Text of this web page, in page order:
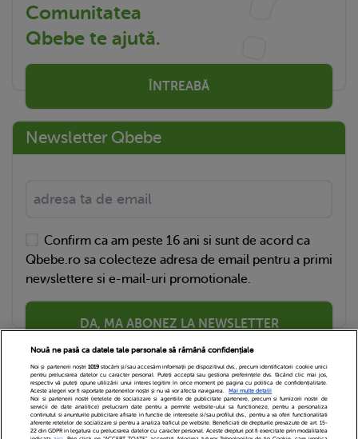
Comunitatea
Qbebe te ajută.
ÎNTREABĂ
Newsletter Qbebe
Confirm ca am peste 16 ani si sunt de acord ca
Qbebe.ro sa colecteze adresa de email pentru a primi
newslettere si e-mail-uri promotionale.
DA, MA ABONEZ LA NEWSLETTER
Nouă ne pasă ca datele tale personale să rămână confidențiale
Noi și partenerii noștri 1019stocăm și/sau accesăm informații pe dispozitivul dvs., precum identificatorii cookie unici
pentru prelucrarea datelor cu caracter personal. Puteți accepta sau gestiona preferințele dvs. făcând clic mai jos,
respectiv vă puteți opune utilizării unui interes legitim în orice moment pe pagina cu politica de confidențialitate.
Aceste alegeri vor fi raportate partenerilor noștri și nu vă vor afecta navigarea.
Mai multe detalii
Noi si partenerii nostri (retelele de socializare si agentiile de publicitate partenere, precum si furnizorii nostri de
servicii de date analitice) prelucram date pentru a permite website-ului sa functioneze, pentru a personaliza
continutul si anunturile publicitare afisate in functie de interesele si/sau profilul dvs., pentru a va oferi functionalitati
aferente retelelor de socializare si pentru a analiza traficul pe website. Beneficiati de drepturile prevazute de art. 15-
22 din GDPR in legatura cu prelucrarea datelor cu caracter personal. Aceste drepturi pot fi exercitate prin modalitatea